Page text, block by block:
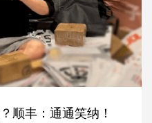
顺丰：通通笑纳！